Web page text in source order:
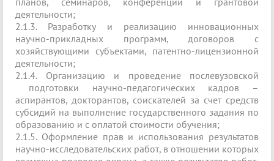
деятельности;
2.1.3. Разработку и реализацию инновационных
научно-прикладных программ, договоров с
хозяйствующими субъектами, патентно-лицензионной
деятельности;
2.1.4. Организацию и проведение послевузовской
подготовки научно-педагогических кадров –
аспирантов, докторантов, соискателей за счет средств
субсидий на выполнение государственного задания по
образованию и с оплатой стоимости обучения;
2.1.5. Оформление прав и использования результатов
научно-исследовательских работ, в отношении которых